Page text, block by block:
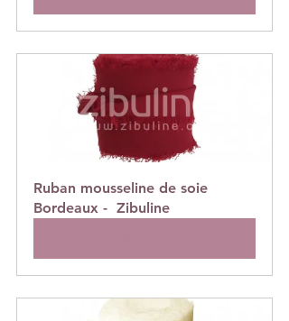
Ruban mousseline de soie
Bordeaux -  Zibuline